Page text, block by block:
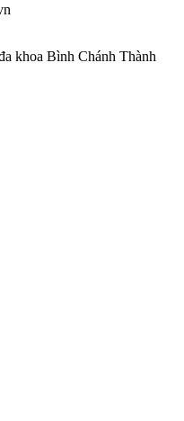
khoa Bình Chánh Thành